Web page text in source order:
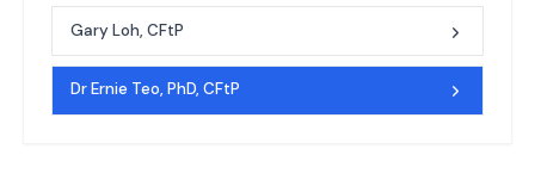
Gary Loh, CFtP
Dr Ernie Teo, PhD, CFtP